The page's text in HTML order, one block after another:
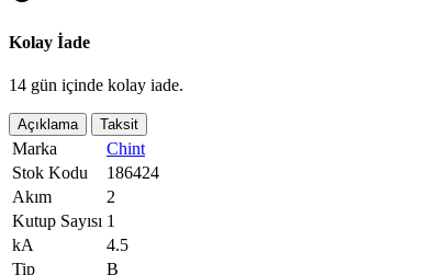
Kolay İade
14 gün içinde kolay iade.
Açıklama Taksit
Marka
Chint
Stok Kodu
186424
Akım
2
Kutup Sayısı 1
kA
4.5
Tip
B